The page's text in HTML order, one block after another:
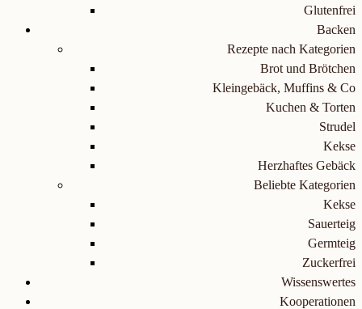
Glutenfrei
Backen
Rezepte nach Kategorien
Brot und Brötchen
Kleingebäck, Muffins & Co
Kuchen & Torten
Strudel
Kekse
Herzhaftes Gebäck
Beliebte Kategorien
Kekse
Sauerteig
Germteig
Zuckerfrei
Wissenswertes
Kooperationen